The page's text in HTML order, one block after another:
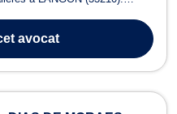
contentieux, séparations
avocat